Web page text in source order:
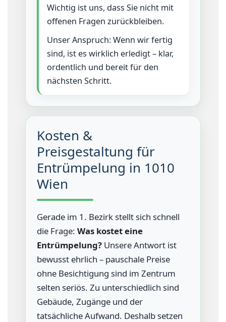
Wichtig ist uns, dass Sie nicht mit
offenen Fragen zurückbleiben.
Unser Anspruch: Wenn wir fertig
sind, ist es wirklich erledigt – klar,
ordentlich und bereit für den
nächsten Schritt.
Kosten &
Preisgestaltung für
Entrümpelung in 1010
Wien
Gerade im 1. Bezirk stellt sich schnell
die Frage: Was kostet eine
Entrümpelung? Unsere Antwort ist
bewusst ehrlich – pauschale Preise
ohne Besichtigung sind im Zentrum
selten seriös. Zu unterschiedlich sind
Gebäude, Zugänge und der
tatsächliche Aufwand. Deshalb setzen